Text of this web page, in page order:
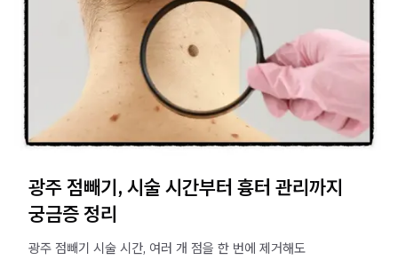
광주 점빼기, 시술 시간부터 흉터 관리까지
궁금증 정리
광주 점빼기 시술 시간, 여러 개 점을 한 번에 제거해도